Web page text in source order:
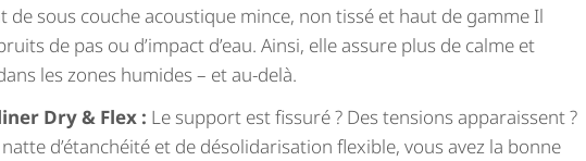
de sous couche acoustique mince, non tissé et haut de gamme Il
de pas ou d’impact d’eau. Ainsi, elle assure plus de calme et
les zones humides – et au-delà.
Dry & Flex : Le support est fissuré ? Des tensions apparaissent ?
d’étanchéité et de déso­li­da­ri­sa­tion flexible, vous avez la bonne